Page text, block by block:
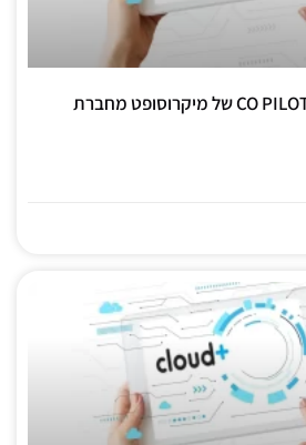
למה חשוב לרכוש רישוי CO PILOT של מיקרוסופט מחברת